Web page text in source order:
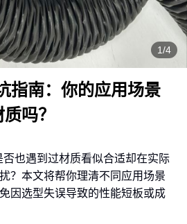
1/4
指南：你的应用场景
吗？
否也遇到过材质看似合适却在实际
？本文将帮你理清不同应用场景
因选型失误导致的性能短板或成